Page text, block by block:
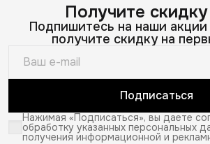
Получите
Подпишитесь на наши акции
получите скидку на
Подписаться
Нажимая «Подписаться», вы даете
обработку указанных персональных
получения информационной и